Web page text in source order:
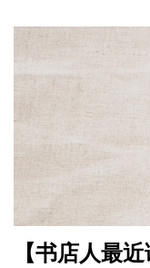
【书店人最